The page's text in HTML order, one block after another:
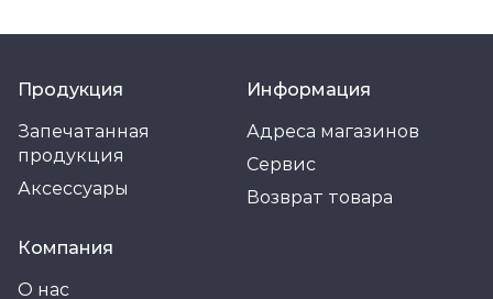
Продукция
Запечатанная
продукция
Аксессуары
Информация
Адреса магазинов
Сервис
Возврат товара
Компания
О нас